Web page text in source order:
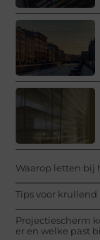
Waarop letten bij
Tips voor krullend
Projectiescherm
er en welke past